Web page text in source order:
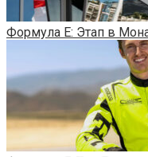
Формула E: Этап в